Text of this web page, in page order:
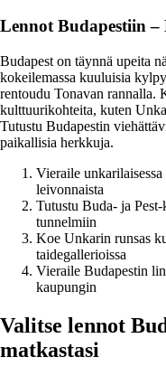
Lennot Budapestiin
Budapest on täynnä upeita
kokeilemassa kuuluisia
rentoudu Tonavan rannalla.
kulttuurikohteita, kuten
Tutustu Budapestin
paikallisia herkkuja.
Vieraile unkarilaisessa
leivonnaista
Tutustu Buda- ja
tunnelmiin
Koe Unkarin runsas
taidegallerioissa
Vieraile Budapestin
kaupungin
Valitse lennot
matkastasi